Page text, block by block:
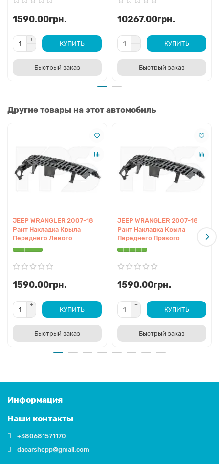
1590.00грн.
КУПИТЬ
Быстрый заказ
10267.00грн.
КУПИТЬ
Быстрый заказ
Другие товары на этот автомобиль
JEEP WRANGLER 2007-18
Рант Накладка Крыла
Переднего Левого
1590.00грн.
КУПИТЬ
Быстрый заказ
JEEP WRANGLER 2007-18
Рант Накладка Крыла
Переднего Правого
1590.00грн.
КУПИТЬ
Быстрый заказ
Информация
Наши контакты
+380681571170
dacarshopp@gmail.com